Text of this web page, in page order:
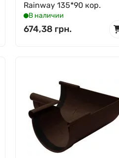
Rainway 135*90 кор.
В наличии
674,38 грн.